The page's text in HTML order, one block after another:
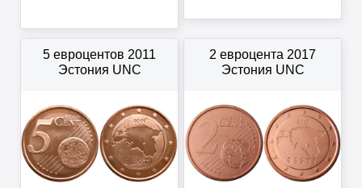
5 евроцентов 2011
Эстония UNC
2 евроцента 2017
Эстония UNC